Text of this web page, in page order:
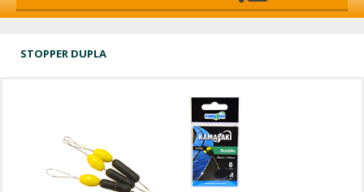
STOPPER DUPLA